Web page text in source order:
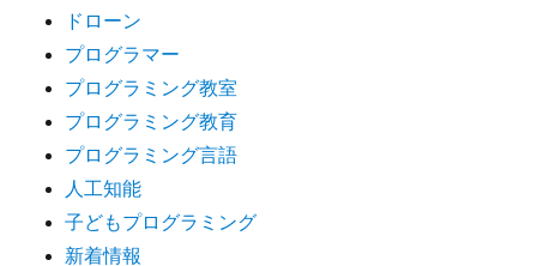
ドローン
プログラマー
プログラミング教室
プログラミング教育
プログラミング言語
人工知能
子どもプログラミング
新着情報